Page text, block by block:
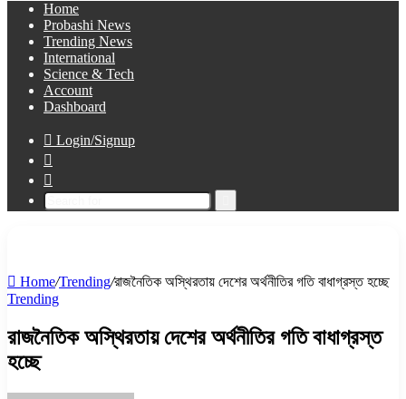
Home
Probashi News
Trending News
International
Science & Tech
Account
Dashboard
Login/Signup
skin
Search
Home/Trending/রাজনৈতিক অস্থিরতায় দেশের অর্থনীতির গতি বাধাগ্রস্ত হচ্ছে
Trending
রাজনৈতিক অস্থিরতায় দেশের অর্থনীতির গতি বাধাগ্রস্ত
হচ্ছে